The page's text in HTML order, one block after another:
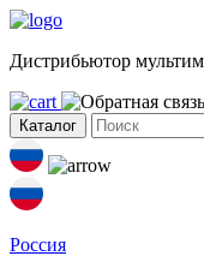
Дистрибьютор
Каталог
Россия